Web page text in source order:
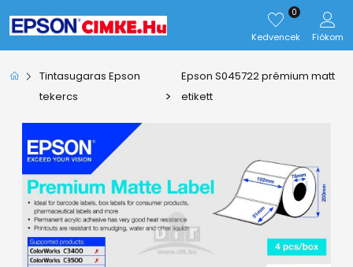
Kedvencek
0
Fiókom
Tintasugaras Epson
tekercs
>
Epson S045722 prémium matt
etikett